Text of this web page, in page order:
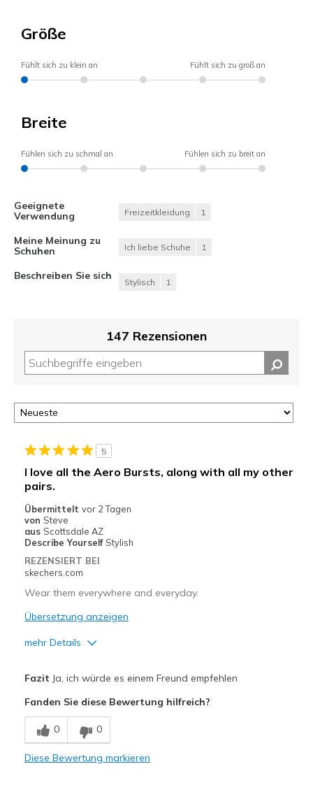
Größe
Fühlt sich zu klein an Fühlt sich zu groß an
Breite
Fühlen sich zu schmal an Fühlen sich zu breit an
Geeignete
Verwendung
Freizeitkleidung 1
Meine Meinung zu
Schuhen
Ich liebe Schuhe 1
Beschreiben Sie sich
Stylisch 1
147 Rezensionen
5
I love all the Aero Bursts, along with all my other
pairs.
Übermittelt vor 2 Tagen
von Steve
aus Scottsdale AZ
Describe Yourself Stylish
REZENSIERT BEI
skechers.com
Wear them everywhere and everyday.
Übersetzung anzeigen
mehr Details
Breathe Well
Comfortable
Fazit Ja, ich würde es einem Freund empfehlen
Fanden Sie diese Bewertung hilfreich?
0 0
Diese Bewertung markieren